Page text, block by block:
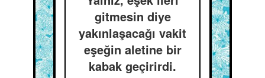
gitmesin diye
yakınlaşacağı vakit
eşeğin aletine bir
kabak geçirirdi.